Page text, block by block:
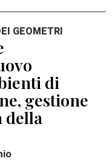
GEOMETRI
di
gestione
della